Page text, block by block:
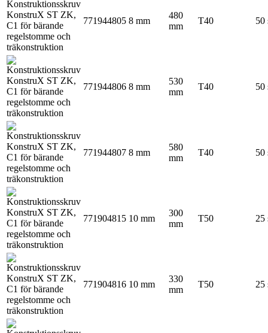
771944805 8 mm
480
mm
T40 50
771944806 8 mm
530
mm
T40 50
771944807 8 mm
580
mm
T40 50
771904815 10 mm
300
mm
T50 25
771904816 10 mm
330
mm
T50 25